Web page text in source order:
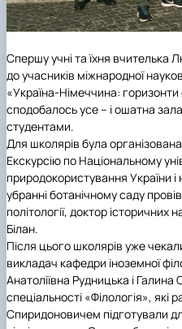
Спершу учні та їхня вчителька
до учасників міжнародної
«Україна-Німеччина: горизонти
сподобалось усе – і ошатна
студентами.
Для школярів була
Екскурсію по Національному
природокористування України
убранні ботанічному саду
політології, доктор історичних
Білан.
Після цього школярів уже
викладач кафедри іноземної
Анатоліївна Рудницька і Галина
спеціальності «Філологія», які
Спиридоновичем підготували